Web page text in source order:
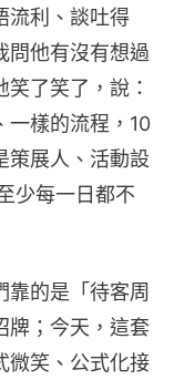
流利、談吐得
問他有沒有想過
了笑了，說：
一樣的流程，10
策展人、活動設
少每一日都不
靠的是「待客周
牌；今天，這套
微笑、公式化接